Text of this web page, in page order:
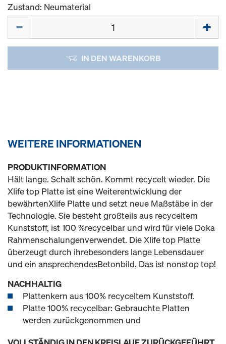
Zustand: Neumaterial
IN DEN WARENKORB
WEITERE INFORMATIONEN
PRODUKTINFORMATION
Hält lange. Schalt schön. Kommt recycelt wieder. Die
Xlife top Platte ist eine Weiterentwicklung der
bewährtenXlife Platte und setzt neue Maßstäbe in der
Technologie. Sie besteht großteils aus recyceltem
Kunststoff, ist 100 %recycelbar und wird für viele Doka
Rahmenschalungenverwendet. Die Xlife top Platte
überzeugt durch ihrebesonders lange Lebensdauer
und ein ansprechendesBetonbild. Das ist nonstop top!
NACHHALTIG
Plattenkern aus 100% recyceltem Kunststoff.
Platte 100% recycelbar: Gebrauchte Platten
werden zurückgenommen und